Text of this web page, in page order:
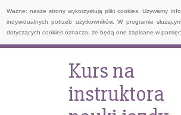
Ważne: nasze strony wykorzystują pliki cookies. Używamy
indywidualnych potrzeb użytkowników. W programie
dotyczących cookies oznacza, że będą one zapisane w
Kurs na
instruktora